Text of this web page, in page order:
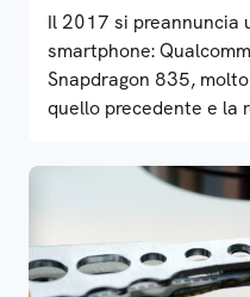
Il 2017 si preannuncia
smartphone:
Snapdragon 835,
quello precedente e la